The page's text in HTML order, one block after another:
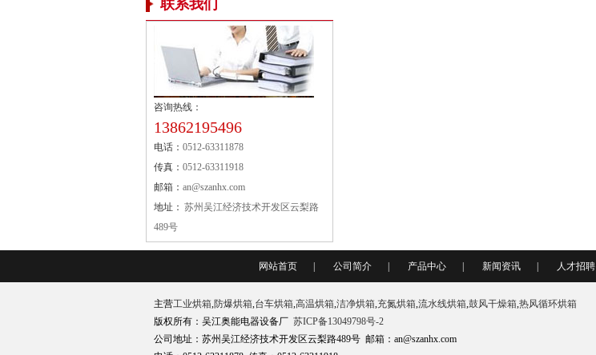
联系我们
咨询热线：
13862195496
电话： 0512-63311878
传真： 0512-63311918
邮箱： an@szanhx.com
地址： 苏州吴江经济技术开发区云梨路
489号
网站首页 公司简介 产品中心 新闻资讯 人才招聘
主营工业烘箱,防爆烘箱,台车烘箱,高温烘箱,洁净烘箱,充氮烘箱,流水线烘箱,鼓风干燥箱,热风循环烘箱
版权所有：吴江奥能电器设备厂 苏ICP备13049798号-2
公司地址：苏州吴江经济技术开发区云梨路489号 邮箱：an@szanhx.com